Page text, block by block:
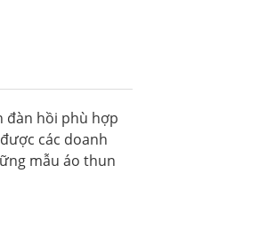
đàn hồi phù hợp
các doanh
mẫu áo thun